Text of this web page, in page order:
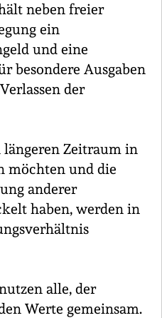
neben freier
ein
und eine
besondere Ausgaben
der
längeren Zeitraum in
möchten und die
anderer
haben, werden in
alle, der
Werte gemeinsam.